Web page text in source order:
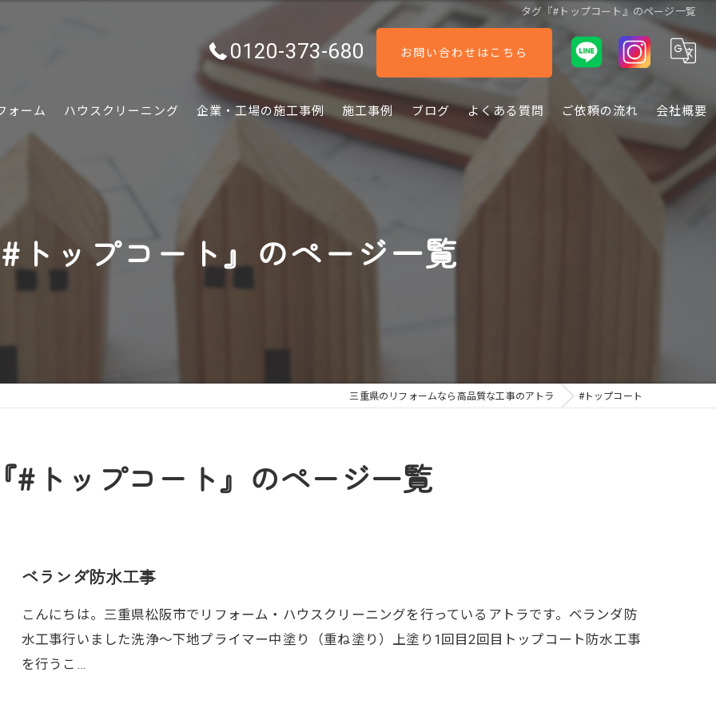
タグ『#トップコート』のページ一覧
0120-373-680 お問い合わせはこちら
ォーム ハウスクリーニング 企業・工場の施工事例 施工事例 ブログ よくある質問 ご依頼の流れ 会社概要
トップコート』のページ一覧
三重県のリフォームなら高品質な工事のアトラ #トップコート
#トップコート』のページ一覧
ベランダ防水工事
こんにちは。三重県松阪市でリフォーム・ハウスクリーニングを行っているアトラです。ベランダ防
水工事行いました洗浄～下地プライマー中塗り（重ね塗り）上塗り1回目2回目トップコート防水工事
を行うこ…